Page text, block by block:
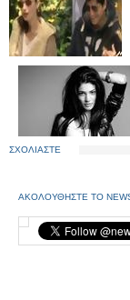
ΣΧΟΛΙΑΣΤΕ
ΑΚΟΛΟΥΘΗΣΤΕ ΤΟ